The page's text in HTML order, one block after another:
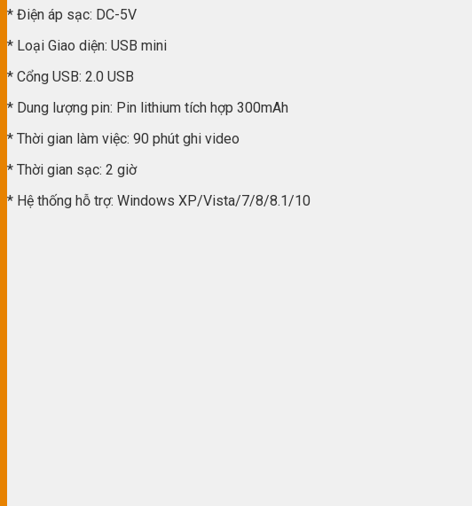
* Điện áp sạc: DC-5V
* Loại Giao diện: USB mini
* Cổng USB: 2.0 USB
* Dung lượng pin: Pin lithium tích hợp 300mAh
* Thời gian làm việc: 90 phút ghi video
* Thời gian sạc: 2 giờ
* Hệ thống hỗ trợ: Windows XP/Vista/7/8/8.1/10